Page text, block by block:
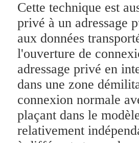
Cette technique est
privé à un adressage
aux données
l'ouverture de
adressage privé en
dans une zone
connexion normale
plaçant dans le
relativement